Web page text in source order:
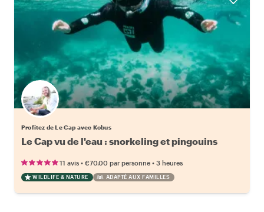
Profitez de Le Cap avec Kobus
Le Cap vu de l'eau : snorkeling et pingouins
11 avis • €70.00 par personne • 3 heures
WILDLIFE & NATURE ADAPTÉ AUX FAMILLES